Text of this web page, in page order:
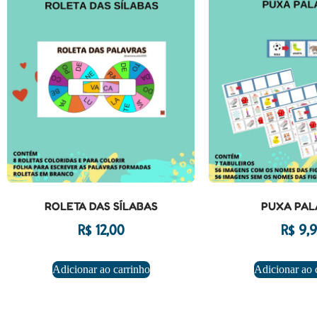
ROLETA DAS SÍLABAS
R$12,00
Adicionar ao carrinho
PUXA
R$
Adicionar ao